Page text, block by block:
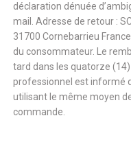
déclaration dénuée
mail. Adresse de retour :
31700 Cornebarrieu
du consommateur. Le
tard dans les quatorze
professionnel est informé
utilisant le même moyen
commande.